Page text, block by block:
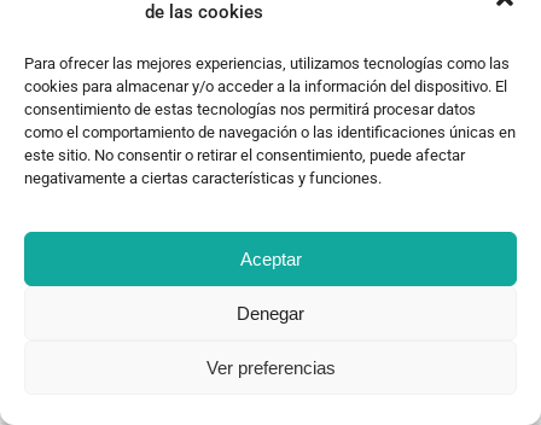
de las cookies
Para ofrecer las mejores experiencias, utilizamos tecnologías como las
cookies para almacenar y/o acceder a la información del dispositivo. El
consentimiento de estas tecnologías nos permitirá procesar datos
como el comportamiento de navegación o las identificaciones únicas en
este sitio. No consentir o retirar el consentimiento, puede afectar
negativamente a ciertas características y funciones.
Aceptar
Denegar
Ver preferencias